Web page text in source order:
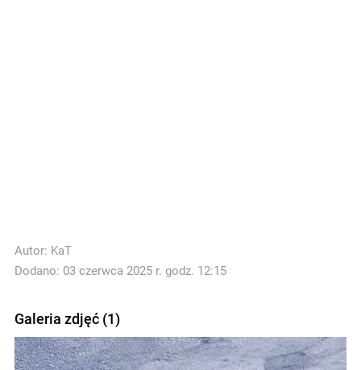
Autor: KaT
Dodano: 03 czerwca 2025 r. godz. 12:15
Galeria zdjęć (1)